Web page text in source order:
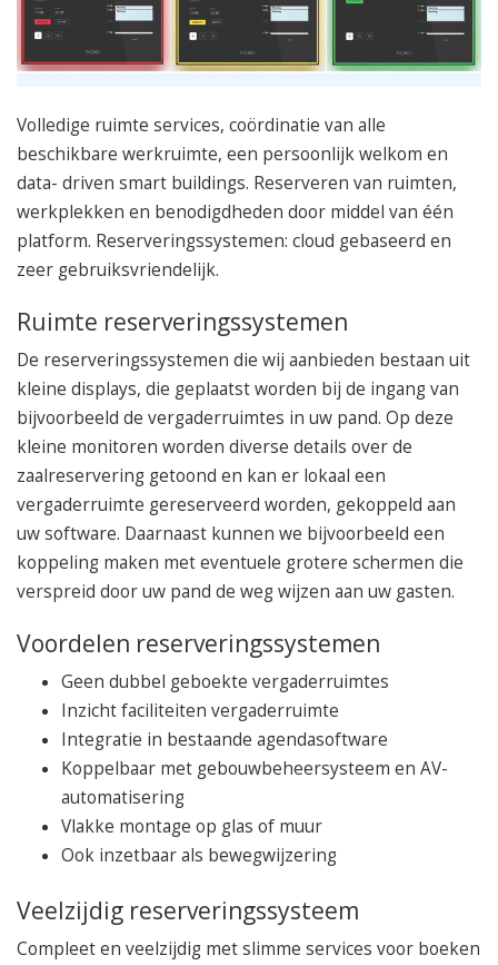
Route
Volledige ruimte services, coördinatie van alle
beschikbare werkruimte, een persoonlijk welkom en
data- driven smart buildings. Reserveren van ruimten,
werkplekken en benodigdheden door middel van één
platform. Reserveringssystemen: cloud gebaseerd en
zeer gebruiksvriendelijk.
Ruimte reserveringssystemen
De reserveringssystemen die wij aanbieden bestaan uit
kleine displays, die geplaatst worden bij de ingang van
bijvoorbeeld de vergaderruimtes in uw pand. Op deze
kleine monitoren worden diverse details over de
zaalreservering getoond en kan er lokaal een
vergaderruimte gereserveerd worden, gekoppeld aan
uw software. Daarnaast kunnen we bijvoorbeeld een
koppeling maken met eventuele grotere schermen die
verspreid door uw pand de weg wijzen aan uw gasten.
Voordelen reserveringssystemen
Geen dubbel geboekte vergaderruimtes
Inzicht faciliteiten vergaderruimte
Integratie in bestaande agendasoftware
Koppelbaar met gebouwbeheersysteem en AV-
automatisering
Vlakke montage op glas of muur
Ook inzetbaar als bewegwijzering
Veelzijdig reserveringssysteem
Compleet en veelzijdig met slimme services voor boeken